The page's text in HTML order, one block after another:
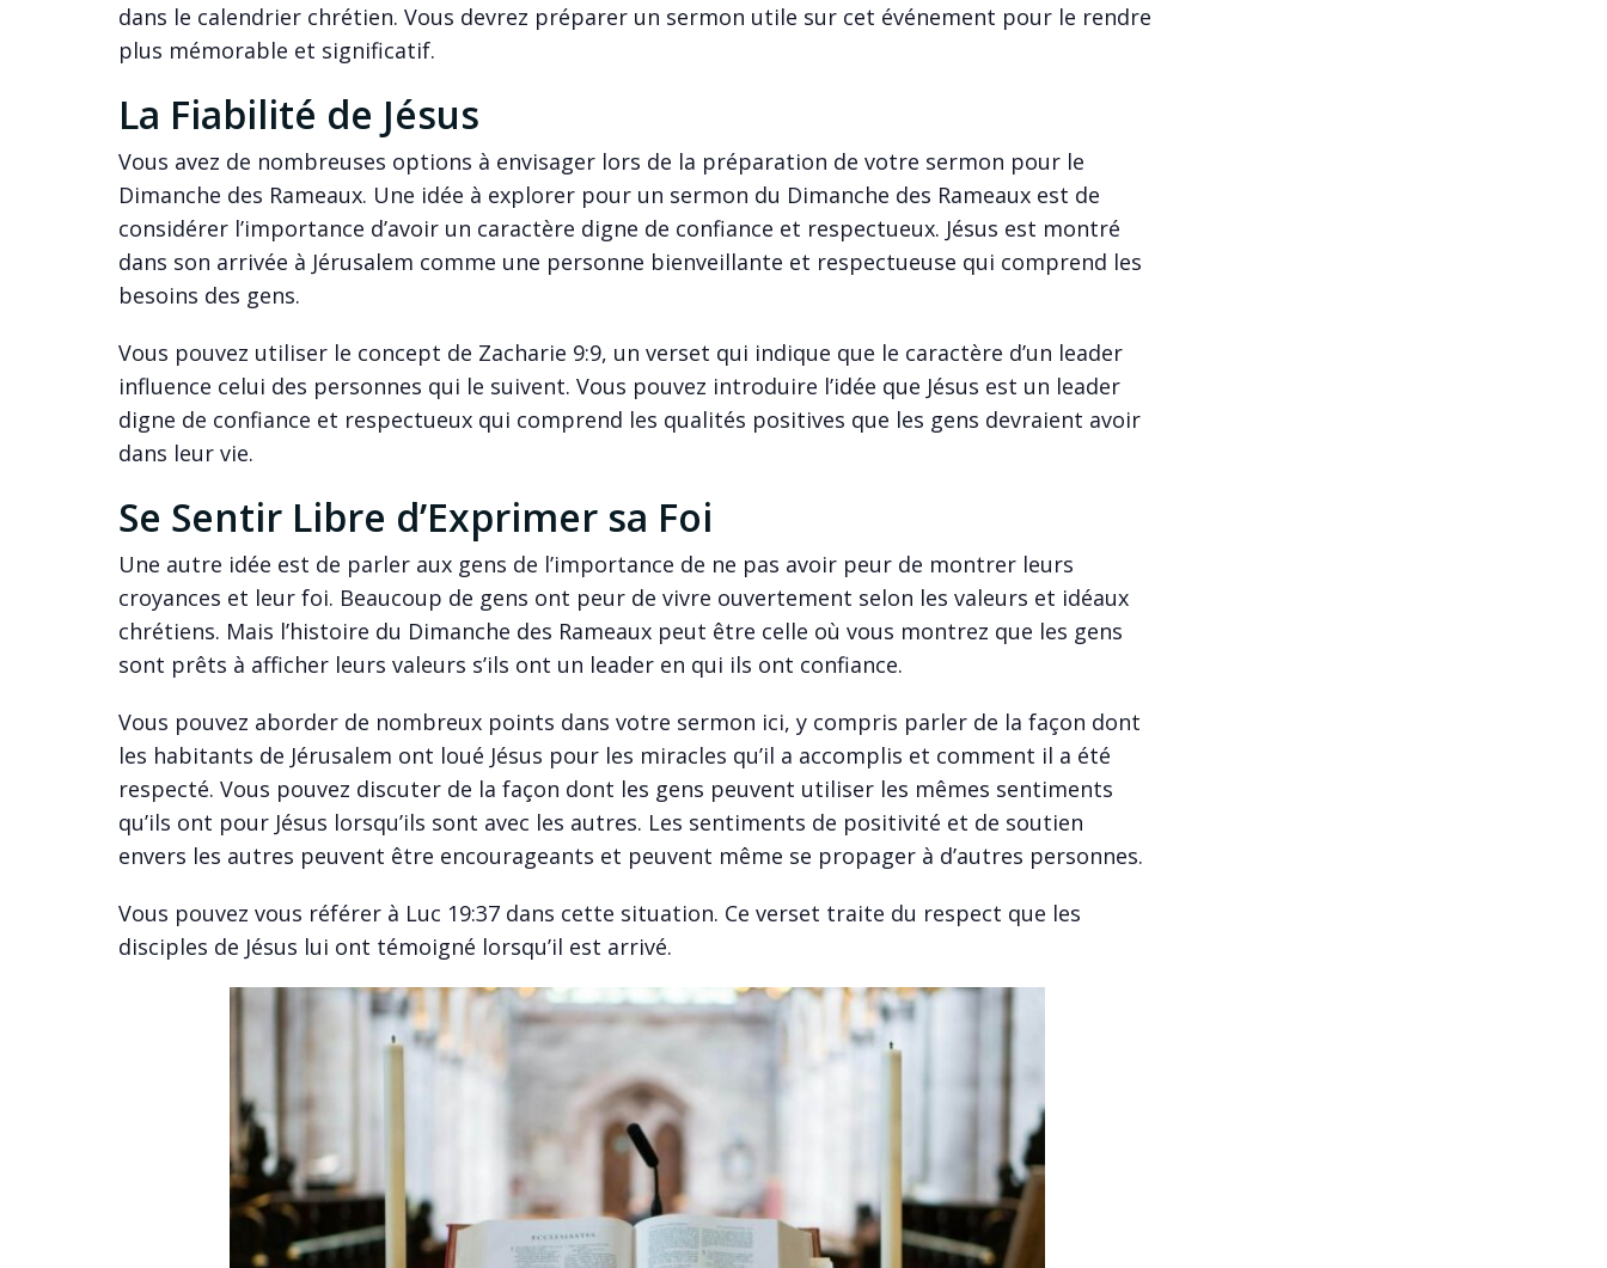
dans le calendrier chrétien. Vous devrez préparer un sermon utile sur cet événement pour le rendre
plus mémorable et significatif.
La Fiabilité de Jésus
Vous avez de nombreuses options à envisager lors de la préparation de votre sermon pour le
Dimanche des Rameaux. Une idée à explorer pour un sermon du Dimanche des Rameaux est de
considérer l’importance d’avoir un caractère digne de confiance et respectueux. Jésus est montré
dans son arrivée à Jérusalem comme une personne bienveillante et respectueuse qui comprend les
besoins des gens.
Vous pouvez utiliser le concept de Zacharie 9:9, un verset qui indique que le caractère d’un leader
influence celui des personnes qui le suivent. Vous pouvez introduire l’idée que Jésus est un leader
digne de confiance et respectueux qui comprend les qualités positives que les gens devraient avoir
dans leur vie.
Se Sentir Libre d’Exprimer sa Foi
Une autre idée est de parler aux gens de l’importance de ne pas avoir peur de montrer leurs
croyances et leur foi. Beaucoup de gens ont peur de vivre ouvertement selon les valeurs et idéaux
chrétiens. Mais l’histoire du Dimanche des Rameaux peut être celle où vous montrez que les gens
sont prêts à afficher leurs valeurs s’ils ont un leader en qui ils ont confiance.
Vous pouvez aborder de nombreux points dans votre sermon ici, y compris parler de la façon dont
les habitants de Jérusalem ont loué Jésus pour les miracles qu’il a accomplis et comment il a été
respecté. Vous pouvez discuter de la façon dont les gens peuvent utiliser les mêmes sentiments
qu’ils ont pour Jésus lorsqu’ils sont avec les autres. Les sentiments de positivité et de soutien
envers les autres peuvent être encourageants et peuvent même se propager à d’autres personnes.
Vous pouvez vous référer à Luc 19:37 dans cette situation. Ce verset traite du respect que les
disciples de Jésus lui ont témoigné lorsqu’il est arrivé.